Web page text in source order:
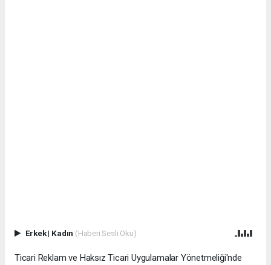
Erkek| Kadın (Haberi Sesli Oku)
Ticari Reklam ve Haksız Ticari Uygulamalar Yönetmeliği'nde